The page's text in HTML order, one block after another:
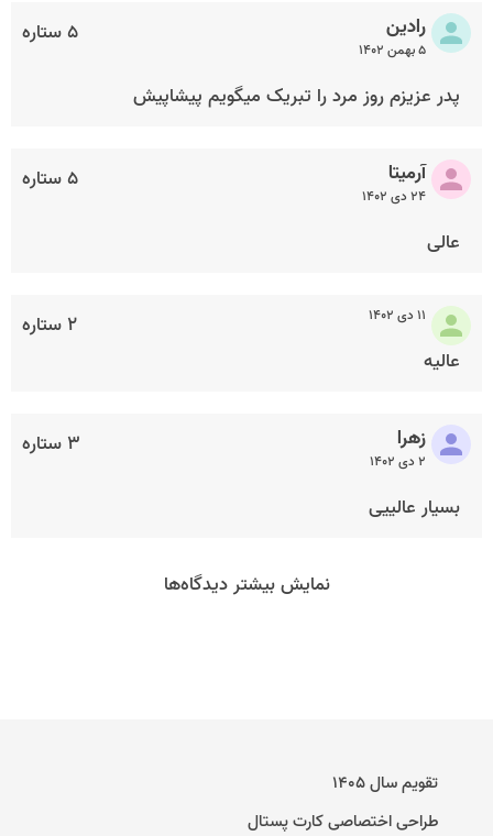
۵ ستاره رادین
۵ بهمن ۱۴۰۲
پدر عزیزم روز مرد را تبریک میگویم پیشاپیش
۵ ستاره آرمیتا
۲۴ دی ۱۴۰۲
عالی
۲ ستاره ۱۱ دی ۱۴۰۲
عالیه
۳ ستاره زهرا
۲ دی ۱۴۰۲
بسیار عالییی
نمایش بیشتر دیدگاه‌ها
تقویم سال ۱۴۰۵
طراحی اختصاصی کارت پستال